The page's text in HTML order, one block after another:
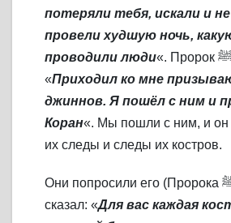
потеряли тебя, искали и
провели худшую ночь,
проводили люди«. Пророк ﷺ сказал:
«Приходил ко мне
джиннов. Я пошёл с ним и
Коран«. Мы пошли с ним, и он
их следы и следы их костров.
Они попросили его (Пророка ﷺ) о еде, и он
сказал: «Для вас каждая